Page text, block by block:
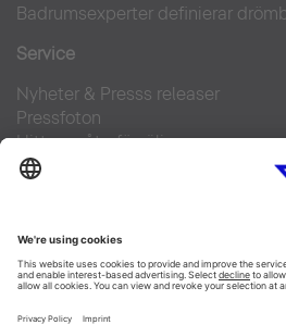
Badrumsexperter definierar
Service
Nyheter & Presss releaser
Pressfoton
Hitta en återförsäljare
FAQs
Facebook
Pinterest
Linked In